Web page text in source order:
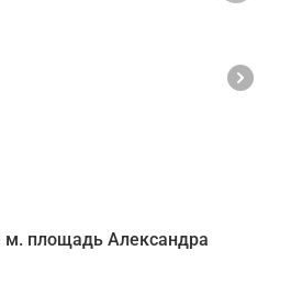
м. площадь Александра